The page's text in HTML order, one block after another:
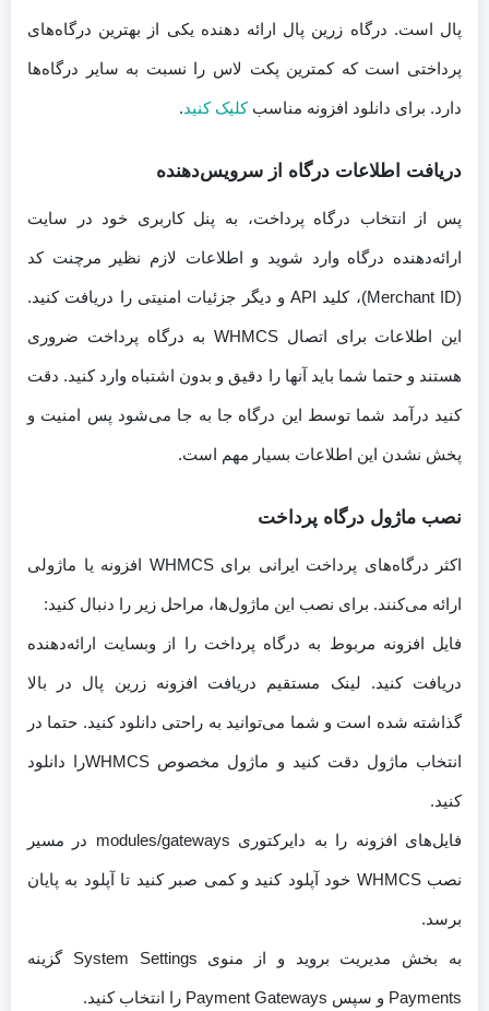
پال است. درگاه زرین پال ارائه دهنده یکی از بهترین درگاه‎‌های
پرداختی است که کمترین پکت لاس را نسبت به سایر درگاه‌ها
دارد. برای دانلود افزونه مناسبکلیک کنید.
دریافت اطلاعات درگاه از سرویس‌دهنده
پس از انتخاب درگاه پرداخت، به پنل کاربری خود در سایت
ارائه‌دهنده درگاه وارد شوید و اطلاعات لازم نظیر مرچنت کد
(Merchant ID)، کلید API و دیگر جزئیات امنیتی را دریافت کنید.
این اطلاعات برای اتصال WHMCS به درگاه پرداخت ضروری
هستند و حتما شما باید آنها را دقیق و بدون اشتباه وارد کنید. دقت
کنید درآمد شما توسط این درگاه جا به جا می‌شود پس امنیت و
پخش نشدن این اطلاعات بسیار مهم است.
نصب ماژول درگاه پرداخت
اکثر درگاه‌های پرداخت ایرانی برای WHMCS افزونه یا ماژولی
ارائه می‌کنند. برای نصب این ماژول‌ها، مراحل زیر را دنبال کنید:
فایل افزونه مربوط به درگاه پرداخت را از وبسایت ارائه‌دهنده
دریافت کنید. لینک مستقیم دریافت افزونه زرین پال در بالا
گذاشته شده است و شما می‌توانید به راحتی دانلود کنید. حتما در
انتخاب ماژول دقت کنید و ماژول مخصوص WHMCSرا دانلود
کنید.
فایل‌های افزونه را به دایرکتوری modules/gateways در مسیر
نصب WHMCS خود آپلود کنید و کمی صبر کنید تا آپلود به پایان
برسد.
به بخش مدیریت بروید و از منوی System Settings گزینه
Payments و سپس Payment Gateways را انتخاب کنید.